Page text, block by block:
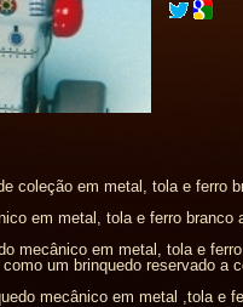
coleção em metal, tola e ferro
em metal, tola e ferro
mecânico em metal, tola e
um brinquedo reservado a
mecânico em metal ,tola e